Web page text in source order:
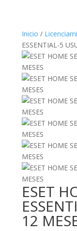
Inicio /
ESSENTIAL-5
Zoom
ESET
12